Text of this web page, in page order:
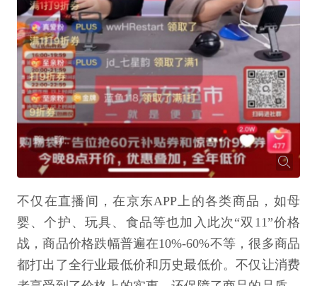
不仅在直播间，在京东APP上的各类商品，如母
婴、个护、玩具、食品等也加入此次“双11”价格
战，商品价格跌幅普遍在10%-60%不等，很多商品
都打出了全行业最低价和历史最低价。不仅让消费